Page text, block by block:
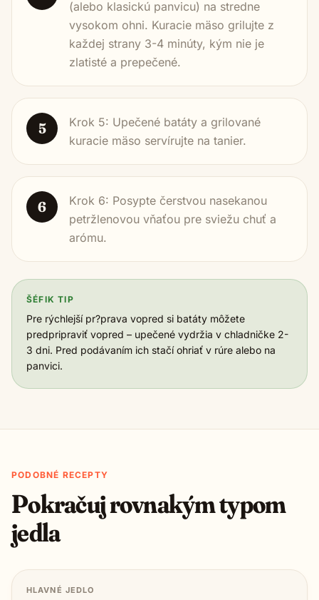
(alebo klasickú panvicu) na stredne
vysokom ohni. Kuracie mäso grilujte z
každej strany 3-4 minúty, kým nie je
zlatisté a prepečené.
5
Krok 5: Upečené batáty a grilované
kuracie mäso servírujte na tanier.
6
Krok 6: Posypte čerstvou nasekanou
petržlenovou vňaťou pre sviežu chuť a
arómu.
ŠÉFIK TIP
Pre rýchlejší pr?prava vopred si batáty môžete
predpripraviť vopred – upečené vydržia v chladničke 2-
3 dni. Pred podávaním ich stačí ohriať v rúre alebo na
panvici.
PODOBNÉ RECEPTY
Pokračuj rovnakým typom
jedla
HLAVNÉ JEDLO